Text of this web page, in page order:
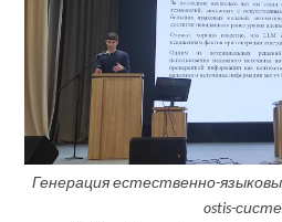
Генерация естественно-
ostis-